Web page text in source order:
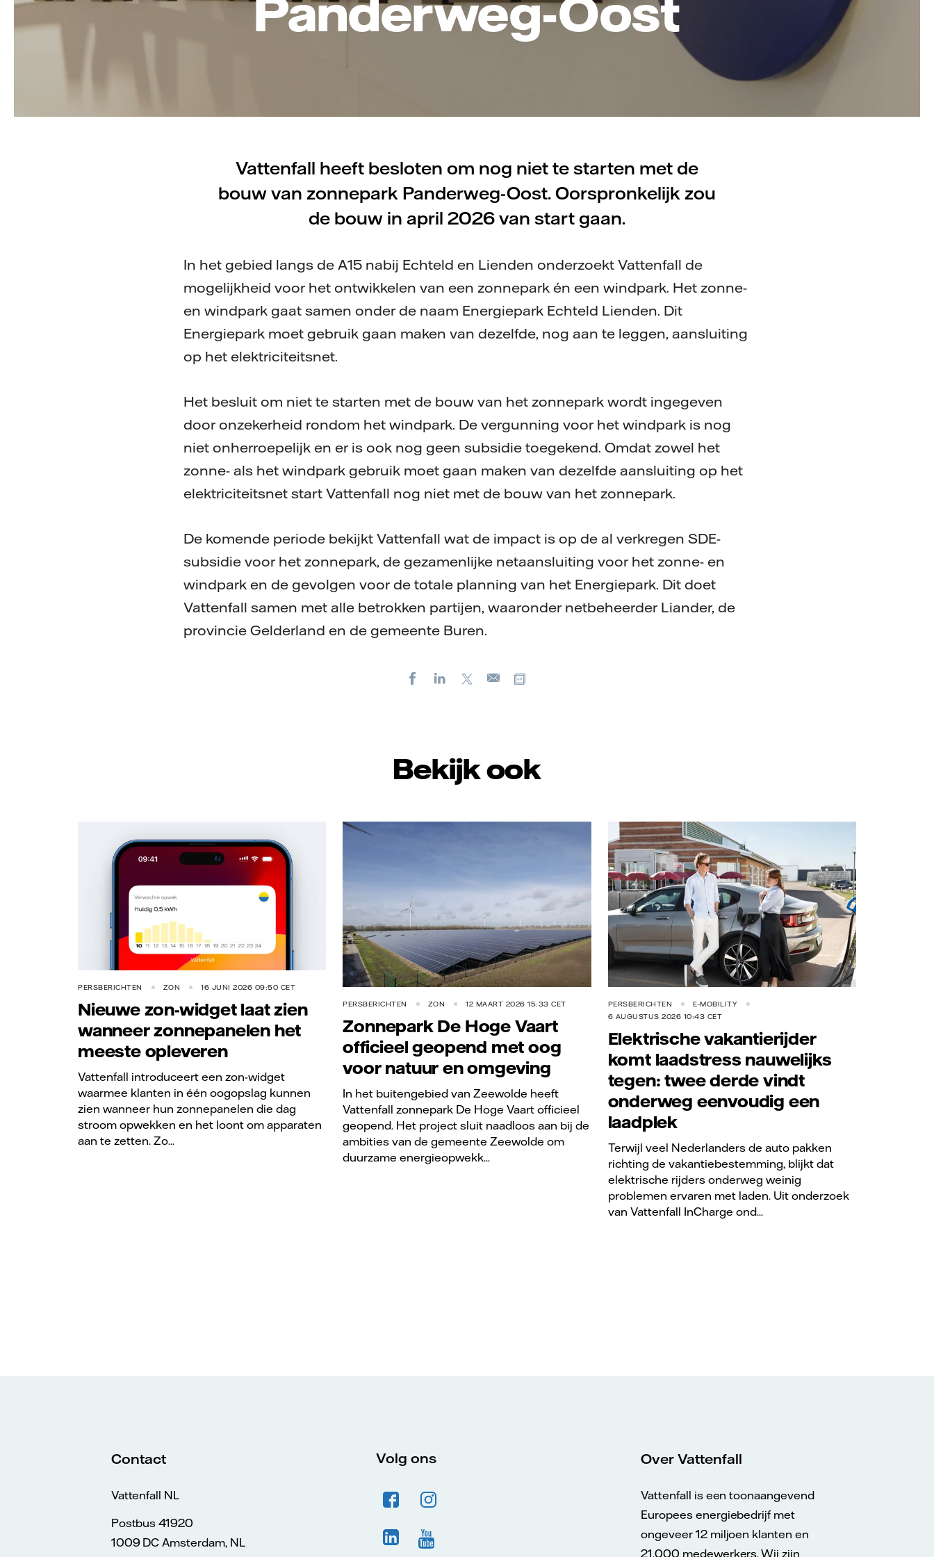
Vattenfall heeft besloten om nog niet te starten met de
bouw van zonnepark Panderweg-Oost. Oorspronkelijk zou
de bouw in april 2026 van start gaan.
In het gebied langs de A15 nabij Echteld en Lienden onderzoekt Vattenfall de
mogelijkheid voor het ontwikkelen van een zonnepark én een windpark. Het zonne-
en windpark gaat samen onder de naam Energiepark Echteld Lienden. Dit
Energiepark moet gebruik gaan maken van dezelfde, nog aan te leggen, aansluiting
op het elektriciteitsnet.
Het besluit om niet te starten met de bouw van het zonnepark wordt ingegeven
door onzekerheid rondom het windpark. De vergunning voor het windpark is nog
niet onherroepelijk en er is ook nog geen subsidie toegekend. Omdat zowel het
zonne- als het windpark gebruik moet gaan maken van dezelfde aansluiting op het
elektriciteitsnet start Vattenfall nog niet met de bouw van het zonnepark.
De komende periode bekijkt Vattenfall wat de impact is op de al verkregen SDE-
subsidie voor het zonnepark, de gezamenlijke netaansluiting voor het zonne- en
windpark en de gevolgen voor de totale planning van het Energiepark. Dit doet
Vattenfall samen met alle betrokken partijen, waaronder netbeheerder Liander, de
provincie Gelderland en de gemeente Buren.
FacebookLinkedIn
X
E-
Bekijk ook
PERSBERICHTEN ZON 16 JUNI 2026 09:50 CET
Nieuwe zon-widget laat zien
wanneer zonnepanelen het
meeste opleveren
Vattenfall introduceert een zon-widget
waarmee klanten in één oogopslag kunnen
zien wanneer hun zonnepanelen die dag
stroom opwekken en het loont om apparaten
aan te zetten. Zo...
Vattenfall/Jorrit Lousberg
PERSBERICHTEN ZON 12 MAART 2026 15:33 CET
Zonnepark De Hoge Vaart
officieel geopend met oog
voor natuur en omgeving
In het buitengebied van Zeewolde heeft
Vattenfall zonnepark De Hoge Vaart officieel
geopend. Het project sluit naadloos aan bij de
ambities van de gemeente Zeewolde om
duurzame energieopwekk...
Vattenfall/Jeanette Hägglund
PERSBERICHTEN
E-MOBILITY
6 AUGUSTUS 2026 10:43 CET
Elektrische vakantierijder
komt laadstress nauwelijks
tegen: twee derde vindt
onderweg eenvoudig een
laadplek
Terwijl veel Nederlanders de auto pakken
richting de vakantiebestemming, blijkt dat
elektrische rijders onderweg weinig
problemen ervaren met laden. Uit onderzoek
van Vattenfall InCharge ond...
Contact
Vattenfall NL
Postbus 41920
1009 DC Amsterdam, NL
Volg ons Over Vattenfall
Vattenfall is een toonaangevend
Europees energiebedrijf met
ongeveer 12 miljoen klanten en
21.000 medewerkers. Wij zijn